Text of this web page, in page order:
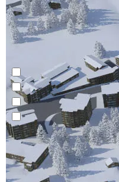
Résidence Club Le Serra Neva
ESF cours de ski
Supérette
Office de Tourisme